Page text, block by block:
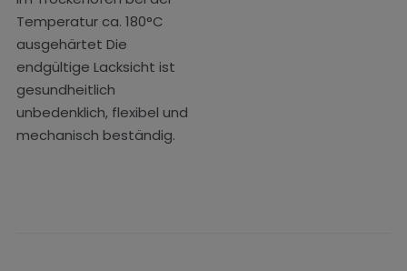
Temperatur ca. 180°C
ausgehärtet Die
endgültige Lacksicht ist
gesundheitlich
unbedenklich, flexibel und
mechanisch beständig.